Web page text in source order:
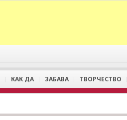
КАК ДА ЗАБАВА ТВОРЧЕСТВО